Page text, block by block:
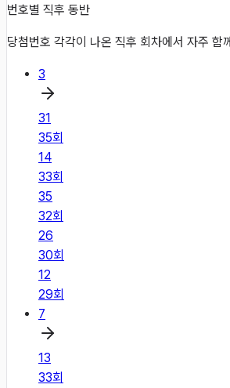
번호별 직후 동반
당첨번호 각각이 나온 직후 회차에서 자주 함
3
31
35회
14
33회
35
32회
26
30회
12
29회
7
13
33회